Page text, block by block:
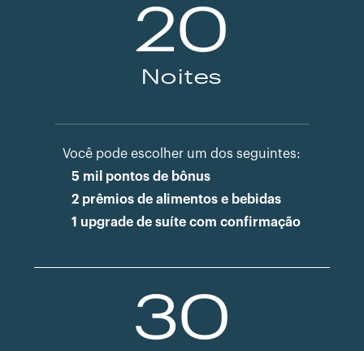
20
Noites
Você pode escolher um dos seguintes:
5 mil pontos de bônus
2 prêmios de alimentos e bebidas
1 upgrade de suíte com confirmação
30